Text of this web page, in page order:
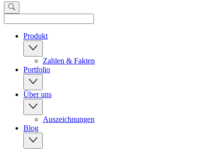
Produkt
Zahlen & Fakten
Portfolio
Über uns
Auszeichnungen
Blog